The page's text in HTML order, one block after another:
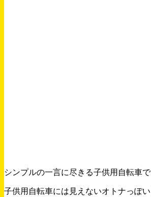
シンプルの一言に尽きる子供用自転車で
子供用自転車には見えないオトナっぽい